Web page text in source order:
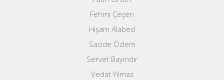
Fehmi Çeçen
Hişam Alabed
Sacide Özlem
Servet Bayındır
Vedat Yılmaz